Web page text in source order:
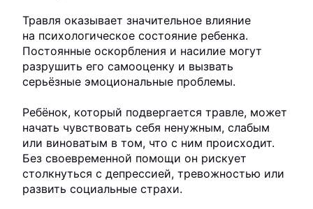
Травля оказывает значительное влияние
на психологическое состояние ребенка.
Постоянные оскорбления и насилие могут
разрушить его самооценку и вызвать
серьёзные эмоциональные проблемы.
Ребёнок, который подвергается травле, может
начать чувствовать себя ненужным, слабым
или виноватым в том, что с ним происходит.
Без своевременной помощи он рискует
столкнуться с депрессией, тревожностью или
развить социальные страхи.